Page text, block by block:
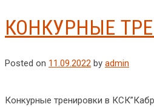
КОНКУРНЫЕ
Posted on 11.09.2022 by admin
Конкурные тренировки в